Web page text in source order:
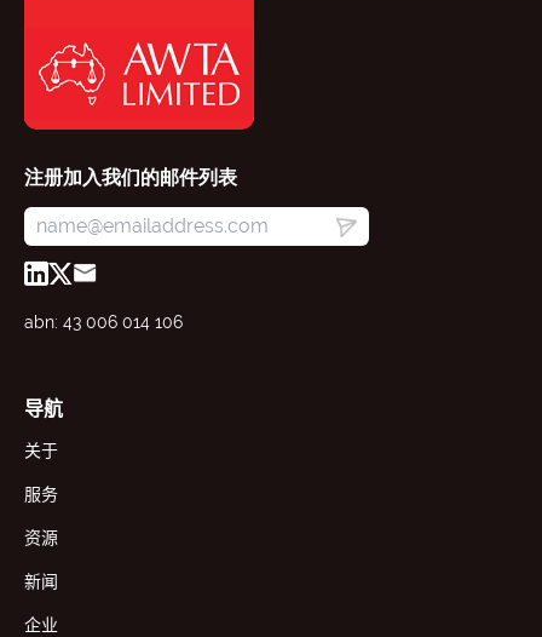
注册加入我们的邮件列表
abn: 43 006 014 106
导航
关于
服务
资源
新闻
企业